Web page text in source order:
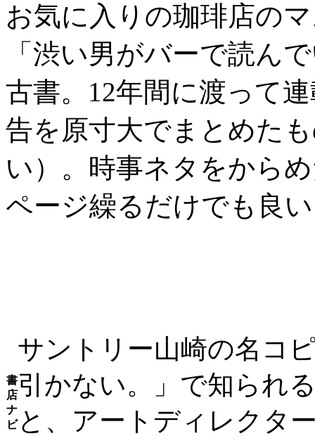
お気に入りの珈琲店の
「渋い男がバーで読ん
古書。12年間に渡って
告を原寸大でまとめた
い）。時事ネタをから
ページ繰るだけでも良
書
店
ナ
ビ
サントリー山崎の名コ
引かない。」で知られ
と、アートディレクタ